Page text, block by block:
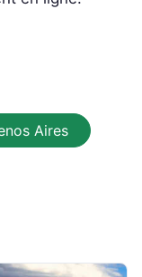
Aires